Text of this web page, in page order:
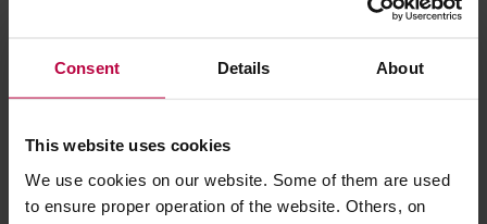
Consent Details About
This website uses cookies
We use cookies on our website. Some of them are used
to ensure proper operation of the website. Others, on
the safety of caffeine
, 2015
SHARE